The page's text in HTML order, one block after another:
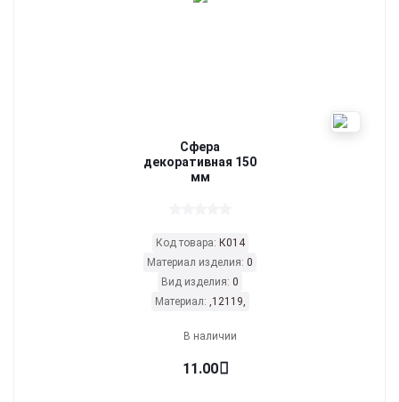
Сфера
декоративная 150
мм
Код товара: К014
Материал изделия: 0
Вид изделия: 0
Материал: ,12119,
В наличии
11.00